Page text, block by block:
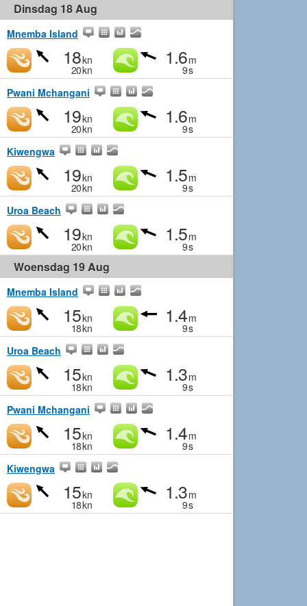
Dinsdag 18 Aug
Mnemba Island
18kn
20kn
1.6m
9s
Pwani Mchangani
19kn
20kn
1.6m
9s
Kiwengwa
19kn
20kn
1.5m
9s
Uroa Beach
19kn
20kn
1.5m
9s
Woensdag 19 Aug
Mnemba Island
15kn
18kn
1.4m
9s
Uroa Beach
15kn
18kn
1.3m
9s
Pwani Mchangani
15kn
18kn
1.4m
9s
Kiwengwa
15kn
18kn
1.3m
9s